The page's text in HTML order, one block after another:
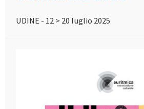
UDINE - 12 > 20 luglio 2025